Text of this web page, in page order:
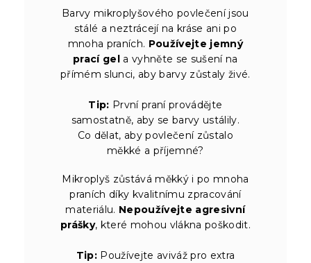
Barvy mikroplyšového povlečení jsou
stálé a neztrácejí na kráse ani po
mnoha praních. Používejte jemný
prací gel a vyhněte se sušení na
přímém slunci, aby barvy zůstaly živé.
Tip: První praní provádějte
samostatně, aby se barvy ustálily.
Co dělat, aby povlečení zůstalo
měkké a příjemné?
Mikroplyš zůstává měkký i po mnoha
praních díky kvalitnímu zpracování
materiálu. Nepoužívejte agresivní
prášky, které mohou vlákna poškodit.
Tip: Používejte aviváž pro extra